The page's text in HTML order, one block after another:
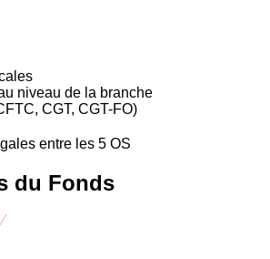
niveau de la branche
CGT, CGT-FO)
entre les 5 OS
du Fonds